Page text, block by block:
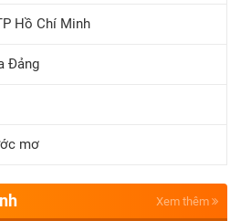
Hồ Chí Minh
Đảng
mơ
Xem thêm